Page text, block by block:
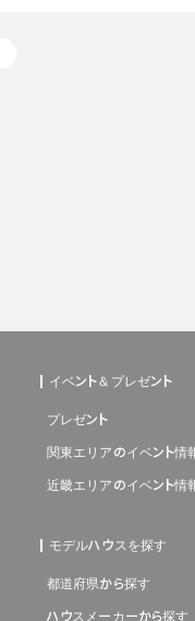
イベント＆プレゼント
プレゼント
関東エリアのイベント情
近畿エリアのイベント情
モデルハウスを探す
都道府県から探す
ハウスメーカーから探す